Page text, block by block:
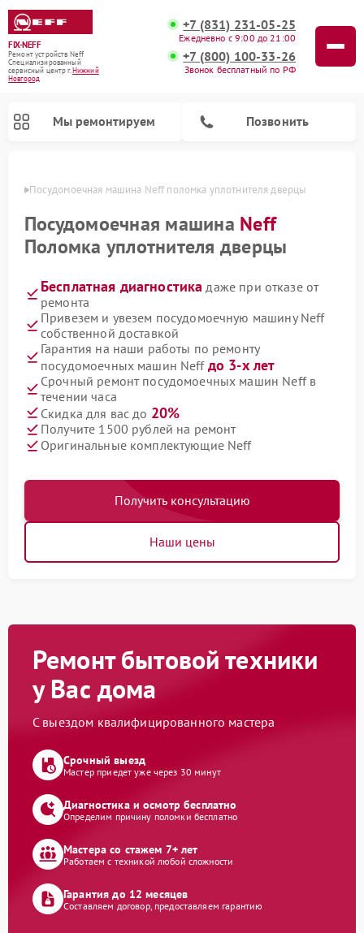
FIX-NEFF
Ремонт устройств Neff
Специализированный
cервисный центр г.Нижний
Новгород
+7 (831) 231-05-25
Ежедневно с 9:00 до 21:00
+7 (800) 100-33-26
Звонок бесплатный по РФ
Мы ремонтируем Позвонить
Посудомоечная машина Neff поломка уплотнителя дверцы
Посудомоечная машина Neff
Поломка уплотнителя дверцы
Бесплатная диагностика даже при отказе от
ремонта
Привезем и увезем посудомоечную машину Neff
собственной доставкой
Гарантия на наши работы по ремонту
посудомоечных машин Neff до 3-х лет
Срочный ремонт посудомоечных машин Neff в
течении часа
Скидка для вас до 20%
Получите 1500 рублей на ремонт
Оригинальные комплектующие Neff
Получить консультацию
Наши цены
Ремонт бытовой техники
у Вас дома
С выездом квалифицированного мастера
Срочный выезд
Мастер приедет уже через 30 минут
Диагностика и осмотр бесплатно
Определим причину поломки бесплатно
Мастера со стажем 7+ лет
Работаем с техникой любой сложности
Гарантия до 12 месяцев
Составляем договор, предоставляем гарантию